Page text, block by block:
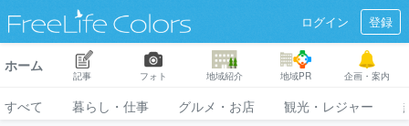
ログイン 登録
ホーム
記事 フォト 地域紹介 地域PR 企画・案内
すべて 暮らし・仕事 グルメ・お店 観光・レジャー